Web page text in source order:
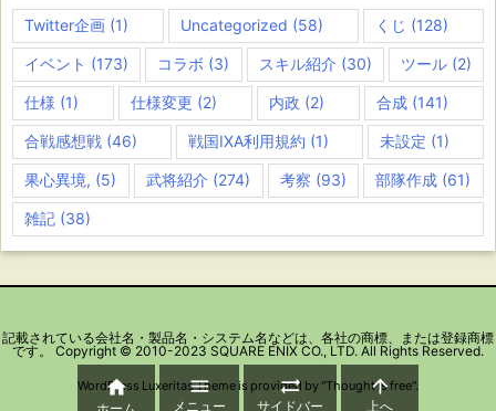
Twitter企画 (1) Uncategorized (58) くじ (128)
イベント (173) コラボ (3) スキル紹介 (30) ツール(2)
仕様 (1) 仕様変更 (2) 内政 (2) 合成 (141)
合戦感想戦 (46) 戦国IXA利用規約 (1) 未設定 (1)
果心異境, (5) 武将紹介 (274) 考察 (93) 部隊作成 (61)
雑記 (38)
記載されている会社名・製品名・システム名などは、各社の商標、または登録商標
です。 Copyright © 2010-2023 SQUARE ENIX CO., LTD. All Rights Reserved.
WordPress Luxeritas Theme is provided by "Thought is free".
 
メニュー

サイドバー

上へ